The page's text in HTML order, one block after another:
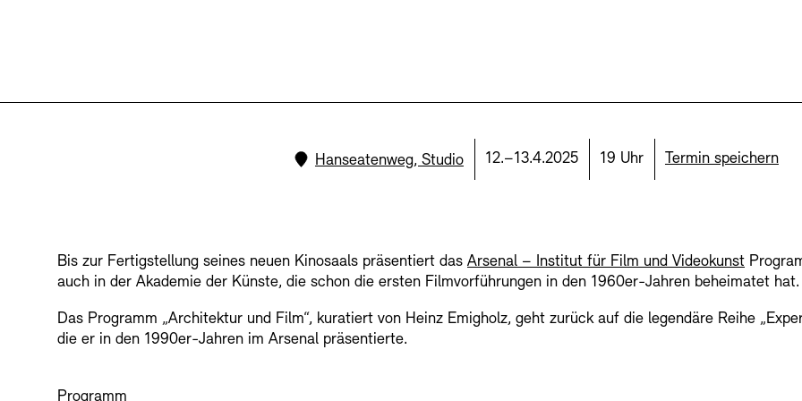
JUNGE
Kulturelle
schau depot
Bilderkeller
Abteilungen &
Bibliothek
Museen
Fundstücke
Standort:
Hanseatenweg, Studio Datum:
12.–13.4.2025 Uhrzeit:
19 Uhr Termin speichern
Bis zur Fertigstellung seines neuen Kinosaals präsentiert das Arsenal – Institut für Film und Videokunst
auch in der Akademie der Künste, die schon die ersten Filmvorführungen in den 1960er-Jahren beheimatet hat.
Das Programm „Architektur und Film“, kuratiert von Heinz Emigholz, geht zurück auf die legendäre Reihe
die er in den 1990er-Jahren im Arsenal präsentierte.
Programm